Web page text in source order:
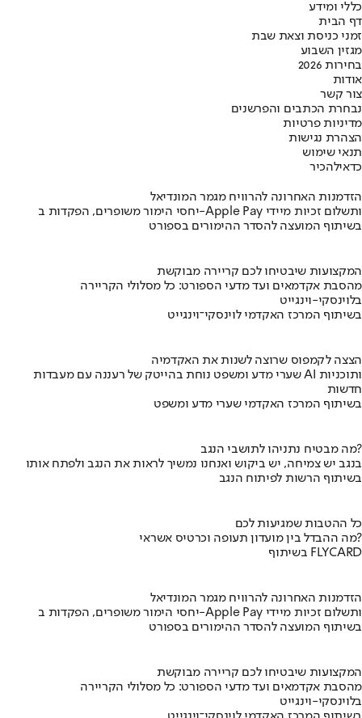
כללי ומידע
דף הבית
זמני כניסת וצאת שבת
מגזין השבוע
בחירות 2026
אודות
צור קשר
נבחרת הכתבים והפרשנים
מדיניות פרטיות
הצהרת נגישות
תנאי שימוש
כדאילהכיר
הזדמנות האחרונה להרוויח מגמר המונדיאל
יחסי הימור משופרים, הפקדות ב-Apple Pay ותשלום זכיות מיידי
בשיתוף המועצה להסדר ההימורים בספורט
המקצועות שיבטיחו לכם קריירה מבוקשת
מהסבת אקדמאים ועד מדעי הספורט: כל מסלולי הקריירה
בלוינסקי-וינגייט
בשיתוף המרכז האקדמי לוינסקי־וינגייט
הצצה לקמפוס שרוצה לשנות את האקדמיה
שערי מדע ומשפט נוחת בהייטק של רעננה עם מעבדות AI ותוכניות
חדשות
בשיתוף המרכז האקדמי שערי מדע ומשפט
מה מבטיח נתניהו לתושבי הנגב?
בנגב יש צמיחה, יש ביקוש ואנחנו נמשיך לראות את הנגב ולפתח אותו
בשיתוף הרשות לפיתוח הנגב
כל ההטבות שמגיעות לכם
מה ההבדל בין מועדון תעופה וכרטיס אשראי?
בשיתוף FLYCARD
הזדמנות האחרונה להרוויח מגמר המונדיאל
יחסי הימור משופרים, הפקדות ב-Apple Pay ותשלום זכיות מיידי
בשיתוף המועצה להסדר ההימורים בספורט
המקצועות שיבטיחו לכם קריירה מבוקשת
מהסבת אקדמאים ועד מדעי הספורט: כל מסלולי הקריירה
בלוינסקי-וינגייט